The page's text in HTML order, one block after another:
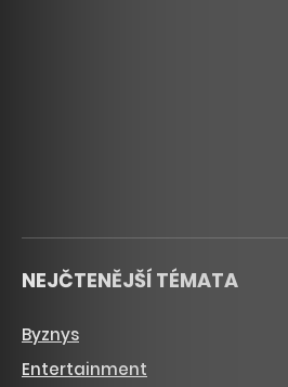
NEJČTENĚJŠÍ TÉMATA
Byznys
Entertainment